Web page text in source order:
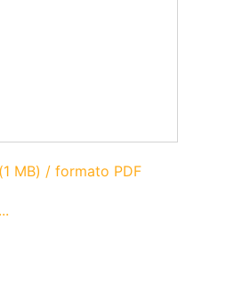
MB) / formato PDF